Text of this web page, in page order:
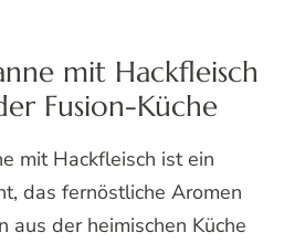
mit Hackfleisch
Fusion-Küche
mit Hackfleisch ist ein
das fernöstliche Aromen
aus der heimischen Küche